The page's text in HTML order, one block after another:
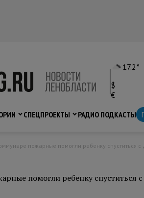
17.2°
$
€
СПЕЦПРОЕКТЫ РАДИО ПОДКАСТЫ
пожарные помогли ребенку спуститься с
помогли ребенку спуститься